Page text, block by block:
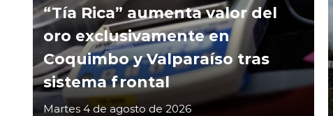
“Tía Rica” aumenta valor del
oro exclusivamente en
Coquimbo y Valparaíso tras
sistema frontal
Martes 4 de agosto de 2026